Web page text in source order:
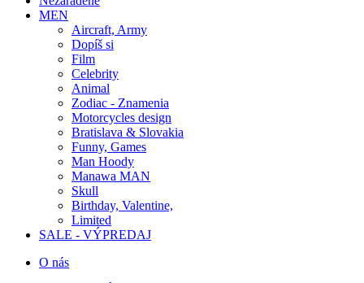
MEN
Aircraft, Army
Dopíš si
Film
Celebrity
Animal
Zodiac - Znamenia
Motorcycles design
Bratislava & Slovakia
Funny, Games
Man Hoody
Manawa MAN
Skull
Birthday, Valentine,
Limited
SALE - VÝPREDAJ
O nás